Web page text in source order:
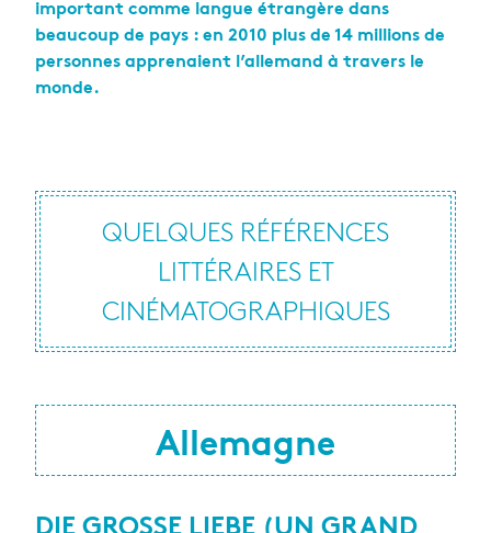
important comme langue étrangère dans
beaucoup de pays : en 2010 plus de 14 millions de
personnes apprenaient l’allemand à travers le
monde.
QUELQUES RÉFÉRENCES
LITTÉRAIRES ET
CINÉMATOGRAPHIQUES
Allemagne